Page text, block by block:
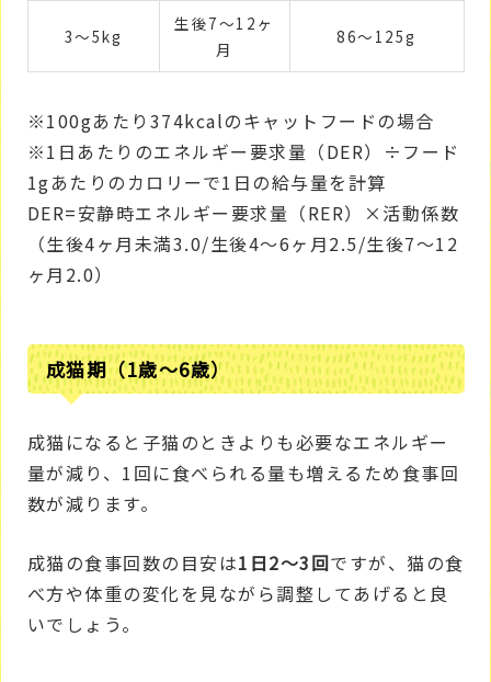
3～5kg
生後7～12ヶ
月
86～125g
※100gあたり374kcalのキャットフードの場合
※1日あたりのエネルギー要求量（DER）÷フード
1gあたりのカロリーで1日の給与量を計算
DER=安静時エネルギー要求量（RER）×活動係数
（生後4ヶ月未満3.0/生後4～6ヶ月2.5/生後7～12
ヶ月2.0）
成猫期（1歳～6歳）
成猫になると子猫のときよりも必要なエネルギー
量が減り、1回に食べられる量も増えるため食事回
数が減ります。
成猫の食事回数の目安は1日2～3回ですが、猫の食
べ方や体重の変化を見ながら調整してあげると良
いでしょう。